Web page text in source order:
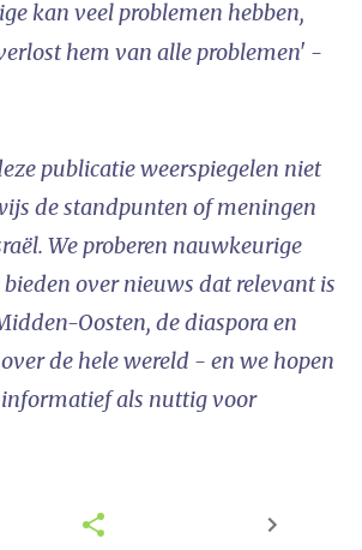
kan veel problemen hebben,
hem van alle problemen' -
publicatie weerspiegelen niet
de standpunten of meningen
We proberen nauwkeurige
over nieuws dat relevant is
Oosten, de diaspora en
de hele wereld - en we hopen
als nuttig voor